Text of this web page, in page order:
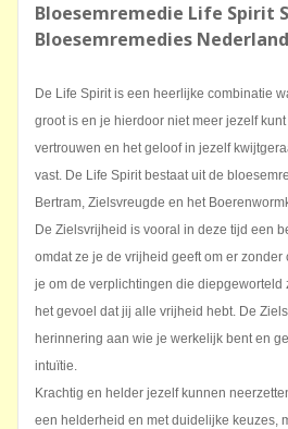
Bloesemremedie Life Spirit
Bloesemremedies Nederland
De Life Spirit is een heerlijke combinatie
groot is en je hierdoor niet meer jezelf
vertrouwen en het geloof in jezelf
vast. De Life Spirit bestaat uit de
Bertram, Zielsvreugde en het
De Zielsvrijheid is vooral in deze tijd een
omdat ze je de vrijheid geeft om er zonder
je om de verplichtingen die diepgeworteld
het gevoel dat jij alle vrijheid hebt. De
herinnering aan wie je werkelijk bent en
intuïtie.
Krachtig en helder jezelf kunnen
een helderheid en met duidelijke keuzes,